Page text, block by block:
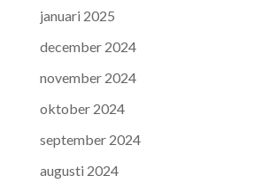
januari 2025
december 2024
november 2024
oktober 2024
september 2024
augusti 2024